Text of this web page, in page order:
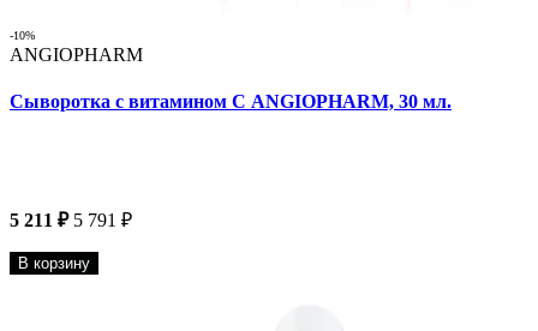
-10%
ANGIOPHARM
Сыворотка с витамином С ANGIOPHARM, 30 мл.
5 211 ₽ 5 791 ₽
В корзину